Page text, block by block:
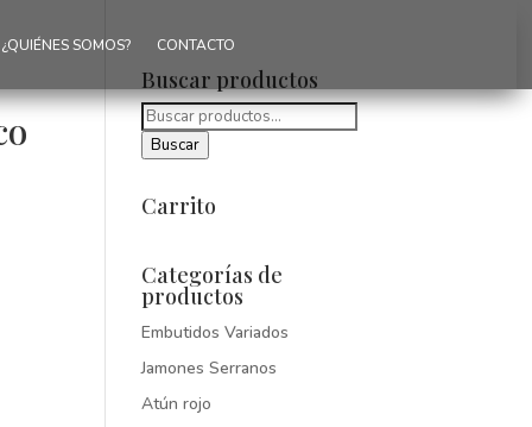
¿QUIÉNES SOMOS? CONTACTO
Buscar productos
Buscar
por:
Buscar
Carrito
Categorías de
productos
Embutidos Variados
Jamones Serranos
Atún rojo